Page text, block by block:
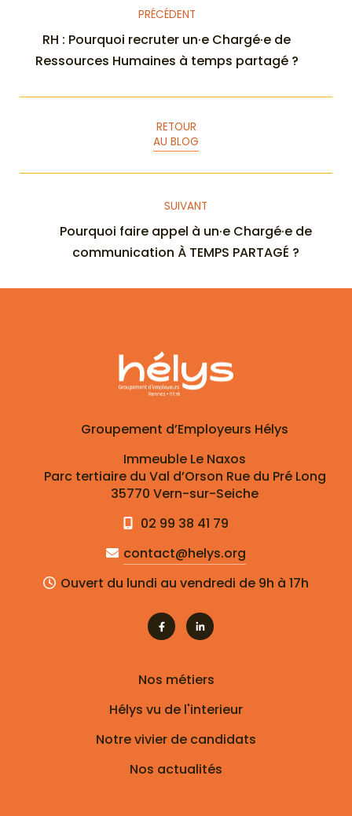
PRÉCÉDENT
RH : Pourquoi recruter un·e Chargé·e de
Ressources Humaines à temps partagé ?
RETOUR
AU BLOG
SUIVANT
Pourquoi faire appel à un·e Chargé·e de
communication À TEMPS PARTAGÉ ?
Groupement d’Employeurs Hélys
Immeuble Le Naxos
Parc tertiaire du Val d’Orson Rue du Pré Long
35770 Vern-sur-Seiche
02 99 38 41 79
contact@helys.org
Ouvert du lundi au vendredi de 9h à 17h
Nos métiers
Hélys vu de l'interieur
Notre vivier de candidats
Nos actualités